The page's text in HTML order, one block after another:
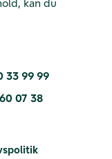
33 99 99
07 38